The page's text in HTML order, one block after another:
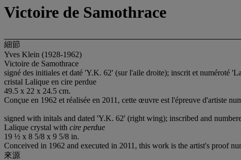
Victoire de Samothrace
細節
Yves Klein (1928-1962)
Victoire de Samothrace
signé des initiales et daté 'Y.K. 62' (sur l'aile droite); inscrit et numéroté
cristal Lalique en cire perdue
49.5 x 22 x 24.5 cm.
Conçue en 1962 et réalisée en 2011, cette œuvre est l'épreuve d'artiste
signed with initals and dated 'Y.K. 62' (right wing); inscribed and
Lalique crystal with cire perdue
19 ½ x 8 5/8 x 9 5/8 in.
Conceived in 1962 and executed in 2011, this work is the artist's proof
來源